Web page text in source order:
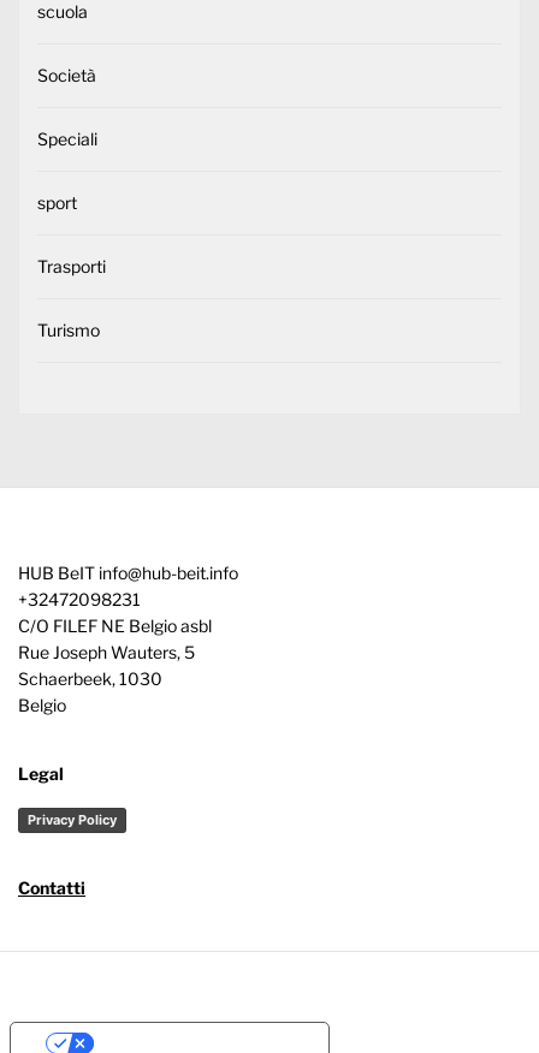
scuola
Società
Speciali
sport
Trasporti
Turismo
HUB BeIT info@hub-beit.info
+32472098231
C/O FILEF NE Belgio asbl
Rue Joseph Wauters, 5
Schaerbeek,1030
Belgio
Legal
Privacy Policy
Contatti
Your Privacy Choices